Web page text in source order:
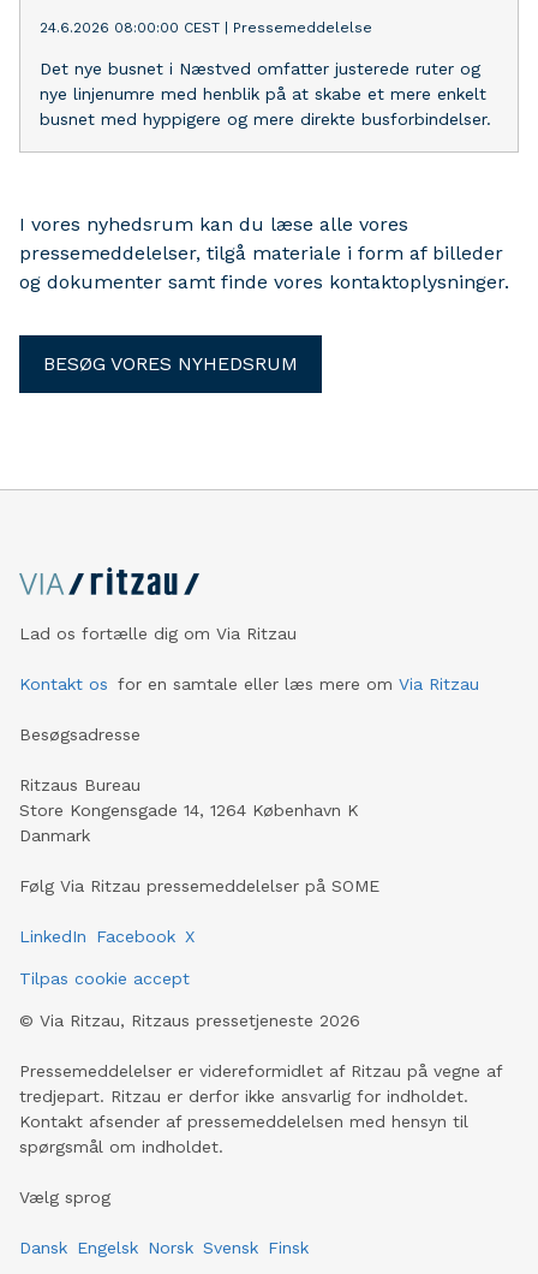
24.6.2026 08:00:00 CEST Pressemeddelelse
Det nye busnet i Næstved omfatter justerede ruter og
nye linjenumre med henblik på at skabe et mere enkelt
busnet med hyppigere og mere direkte busforbindelser.
I vores nyhedsrum kan du læse alle vores
pressemeddelelser, tilgå materiale i form af billeder
og dokumenter samt finde vores kontaktoplysninger.
BESØG VORES NYHEDSRUM
Lad os fortælle dig om Via Ritzau
Kontakt os for en samtale eller læs mere om Via Ritzau
Besøgsadresse
Ritzaus Bureau
Store Kongensgade 14, 1264 København K
Danmark
Følg Via Ritzau pressemeddelelser på SOME
LinkedIn Facebook X
Tilpas cookie accept
© Via Ritzau, Ritzaus pressetjeneste 2026
Pressemeddelelser er videreformidlet af Ritzau på vegne af
tredjepart. Ritzau er derfor ikke ansvarlig for indholdet.
Kontakt afsender af pressemeddelelsen med hensyn til
spørgsmål om indholdet.
Vælg sprog
Dansk Engelsk Norsk Svensk Finsk